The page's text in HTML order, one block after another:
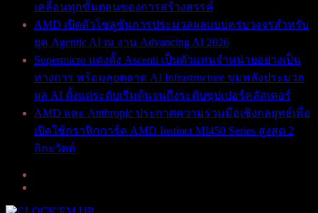
เคลื่อนทุกขั้นตอนของการสร้างสรรค์
AMD เปิดตัวโซลูชันการประมวลผลแบบครบวงจรสำหรับ
ยุค Agentic AI ณ งาน Advancing AI 2026
Supermicro แต่งตั้ง Ascenti เป็นตัวแทนจำหน่ายอย่างเป็น
ทางการ พร้อมลุยตลาด AI Infrastructure ขุมพลังประมวล
ผล AI ตั้งแต่ระดับเริ่มต้นจนถึงระดับซุปเปอร์คลัสเตอร์
AMD และ Anthropic ประกาศความร่วมมือเชิงกลยุทธ์เพื่อ
เปิดใช้กราฟิกการ์ด AMD Instinct MI450 Series สูงสุด 2
กิกะวัตต์